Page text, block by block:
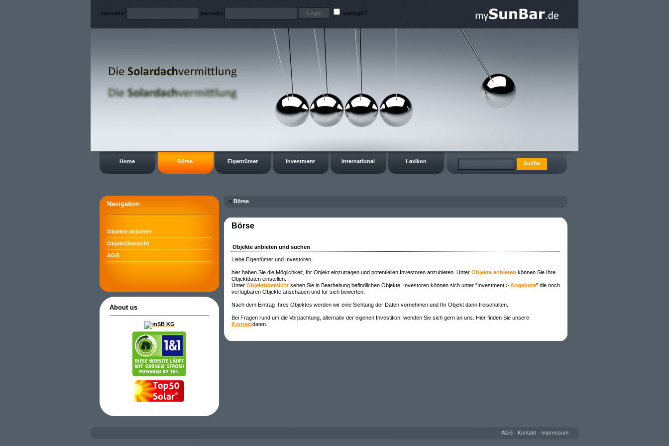
username passwort autologin?
Home Börse Eigentümer Investment International Lexikon
Navigation
Objekte anbieten
Objektübersicht
AGB
About us
» Börse
Börse
Objekte anbieten und suchen
Liebe Eigentümer und Investoren,
hier haben Sie die Möglichkeit, Ihr Objekt einzutragen und potentiellen Investoren anzubieten. Unter Objekte anbieten können Sie Ihre
Objektdaten einstellen.
Unter Objektübersicht sehen Sie in Bearbeitung befindlichen Objekte. Investoren können sich unter "Investment > Angebote" die noch
verfügbaren Objekte anschauen und für sich bewerten.
Nach dem Eintrag Ihres Objektes werden wir eine Sichtung der Daten vornehmen und Ihr Objekt dann freischalten
Bei Fragen rund um die Verpachtung, alternativ der eigenen Investition, wenden Sie sich gern an uns. Hier finden Sie unsere
Kontaktdaten.
• AGB • Kontakt • Impressum